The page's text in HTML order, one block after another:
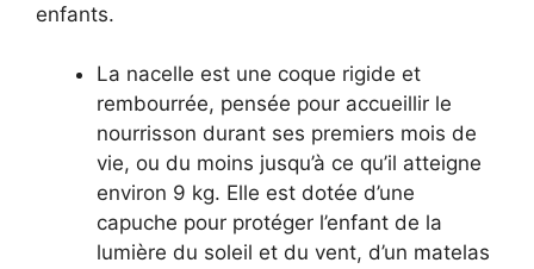
enfants.
La nacelle est une coque rigide et
rembourrée, pensée pour accueillir le
nourrisson durant ses premiers mois de
vie, ou du moins jusqu’à ce qu’il atteigne
environ 9 kg. Elle est dotée d’une
capuche pour protéger l’enfant de la
lumière du soleil et du vent, d’un matelas